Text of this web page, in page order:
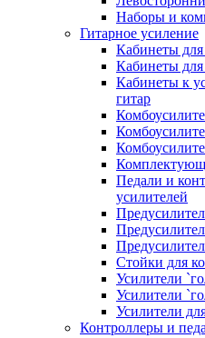
Наборы и
Гитарное усиление
Кабинеты для
Кабинеты для
Кабинеты к
гитар
Педали и
усилителей
Стойки для
Усилители
Усилители
Усилители
Контроллеры и